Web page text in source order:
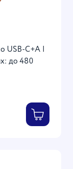
USB-C+А |
до 480